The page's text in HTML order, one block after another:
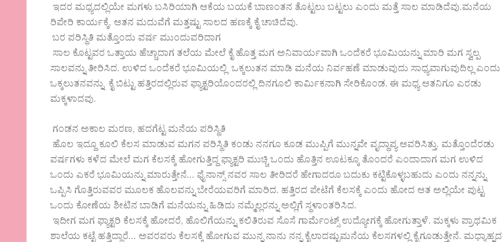
ಇದರ ಮಧ್ಯದಲ್ಲಿಯೇ ಮಗಳು ಬಸಿರಿಯಾಗಿ ಆಕೆಯ ಬಯಕೆ ಬಾಣಂತನ ತೊಟ್ಟಲು ಬಟ್ಟಲು ಎಂದು ಮತ್ತೆ ಸಾಲ ಮಾಡಿದೆವು.ಮನೆಯ
ರಿಪೇರಿ ಕಾರ್ಯಕ್ಕೆ, ಆತನ ಮದುವೆಗೆ ಮತ್ತಷ್ಟು ಸಾಲದ ಹಣಕ್ಕೆ ಕೈ ಚಾಚಿದೆವು.
ಬರ ಪರಿಸ್ಥಿತಿ ಮತ್ತೊಂದು ವರ್ಷ ಮುಂದುವರಿದಾಗ
ಸಾಲ ಕೊಟ್ಟವರ ಒತ್ತಾಯ ಹೆಚ್ಚಾದಾಗ ತಲೆಯ ಮೇಲೆ ಕೈ ಹೊತ್ತ ಮಗ ಅನಿವಾರ್ಯವಾಗಿ ಒಂದೆಕರೆ ಭೂಮಿಯನ್ನು ಮಾರಿ ಮಗ ಸ್ವಲ್ಪ
ಸಾಲವನ್ನು ತೀರಿಸಿದ. ಉಳಿದ ಒಂದೆಕರೆ ಭೂಮಿಯಲ್ಲಿ ಒಕ್ಕಲುತನ ಮಾಡಿ ಮನೆಯ ನಿರ್ವಹಣೆ ಮಾಡುವುದು ಸಾಧ್ಯವಾಗುವುದಿಲ್ಲ ಎಂದು
ಒಕ್ಕಲುತನವನ್ನು ಕೈ ಬಿಟ್ಟು ಹತ್ತಿರದಲ್ಲಿರುವ ಫ್ಯಾಕ್ಟರಿಯೊಂದರಲ್ಲಿ ದಿನಗೂಲಿ ಕಾರ್ಮಿಕನಾಗಿ ಸೇರಿಕೊಂಡ. ಈ ಮಧ್ಯ ಆತನಿಗೂ ಎರಡು
ಮಕ್ಕಳಾದವು.
ಗಂಡನ ಅಕಾಲ ಮರಣ, ಹದಗೆಟ್ಟ ಮನೆಯ ಪರಿಸ್ಥಿತಿ
ಹೊಲ ಇದ್ದೂ ಕೂಲಿ ಕೆಲಸ ಮಾಡುವ ಮಗನ ಪರಿಸ್ಥಿತಿ ಕಂಡು ನನಗೂ ಕೂಡ ಮುಪ್ಪಿಗೆ ಮುನ್ನವೇ ವೃದ್ಧಾಪ್ಯ ಆವರಿಸಿತ್ತು. ಮತ್ತೊಂದೆರಡು
ವರ್ಷಗಳು ಕಳೆದ ಮೇಲೆ ಮಗ ಕೆಲಸಕ್ಕೆ ಹೋಗುತ್ತಿದ್ದ ಫ್ಯಾಕ್ಟರಿ ಮುಚ್ಚಿ ಒಂದು ಹೊತ್ತಿನ ಊಟಕ್ಕೂ ತೊಂದರೆ ಎಂದಾದಾಗ ಮಗ ಉಳಿದ
ಒಂದು ಎಕರೆ ಭೂಮಿಯನ್ನು ಮಾರುತ್ತೇನೆ… ಫೈನಾನ್ಸ್ ನವರ ಸಾಲ ತೀರಿದರೆ ಹೇಗಾದರೂ ಬದುಕು ಕಟ್ಟಿಕೊಳ್ಳಬಹುದು ಎಂದು ನನ್ನನ್ನು
ಒಪ್ಪಿಸಿ ಗೊತ್ತಿರುವವರ ಮೂಲಕ ಹೊಲವನ್ನು ಬೇರೆಯವರಿಗೆ ಮಾರಿದ. ಹತ್ತಿರದ ಪೇಟೆಗೆ ಕೆಲಸಕ್ಕೆ ಎಂದು ಹೋದ ಆತ ಅಲ್ಲಿಯೇ ಪುಟ್ಟ
ಒಂದು ಕೋಣೆಯ ಶೀಟಿನ ಬಾಡಿಗೆ ಮನೆಯನ್ನು ಹಿಡಿದು ನಮ್ಮೆಲ್ಲರನ್ನು ಅಲ್ಲಿಗೆ ಸ್ಥಳಾಂತರಿಸಿದ.
ಇದೀಗ ಮಗ ಫ್ಯಾಕ್ಟರಿ ಕೆಲಸಕ್ಕೆ ಹೋದರೆ, ಹೊಲಿಗೆಯನ್ನು ಕಲಿತಿರುವ ಸೊಸೆ ಗಾರ್ಮೆಂಟ್ಸ್ ಉದ್ಯೋಗಕ್ಕೆ ಹೋಗುತ್ತಾಳೆ. ಮಕ್ಕಳು ಪ್ರಾಥಮಿಕ
ಶಾಲೆಯ ಕಟ್ಟೆ ಹತ್ತಿದ್ದಾರೆ… ಅವರವರು ಕೆಲಸಕ್ಕೆ ಹೋಗುವ ಮುನ್ನ ನಾನು ನನ್ನ ಕೈಲಾದಷ್ಟುಮನೆಯ ಕೆಲಸಗಳಲ್ಲಿ ಕೈಗೂಡುತ್ತೇನೆ. ಮಧ್ಯಾಹ್ನದ